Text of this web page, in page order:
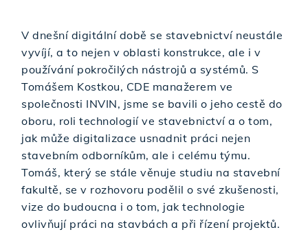
V dnešní digitální době se stavebnictví neustále
vyvíjí, a to nejen v oblasti konstrukce, ale i v
používání pokročilých nástrojů a systémů. S
Tomášem Kostkou, CDE manažerem ve
společnosti INVIN, jsme se bavili o jeho cestě do
oboru, roli technologií ve stavebnictví a o tom,
jak může digitalizace usnadnit práci nejen
stavebním odborníkům, ale i celému týmu.
Tomáš, který se stále věnuje studiu na stavební
fakultě, se v rozhovoru podělil o své zkušenosti,
vize do budoucna i o tom, jak technologie
ovlivňují práci na stavbách a při řízení projektů.